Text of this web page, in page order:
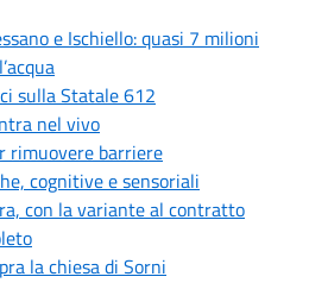
e Ischiello: quasi 7 milioni
sulla Statale 612
nel vivo
rimuovere barriere
cognitive e sensoriali
con la variante al contratto
la chiesa di Sorni